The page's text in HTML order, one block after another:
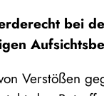
bei
Verstößen